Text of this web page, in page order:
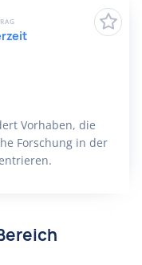
Vorhaben, die
Forschung in der